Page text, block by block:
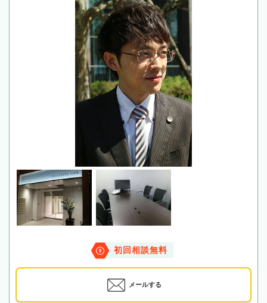
初回相談無料
メールする